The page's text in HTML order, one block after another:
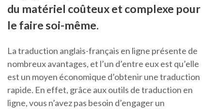
du matériel coûteux et complexe pour
le faire soi-même.
La traduction anglais-français en ligne présente de
nombreux avantages, et l’un d’entre eux est qu’elle
est un moyen économique d’obtenir une traduction
rapide. En effet, grâce aux outils de traduction en
ligne, vous n’avez pas besoin d’engager un